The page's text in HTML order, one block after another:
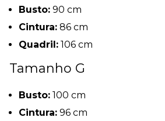
Busto: 90 cm
Cintura: 86 cm
Quadril: 106 cm
Tamanho G
Busto: 100 cm
Cintura: 96 cm